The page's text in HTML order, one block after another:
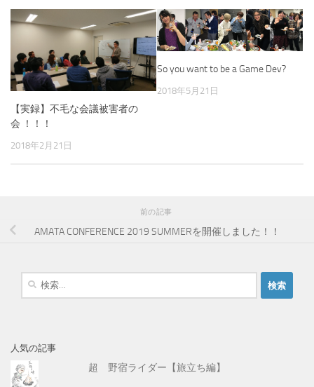
【実録】不毛な会議被害者の
会 ！！！
2018年2月21日
So you want to be a Game Dev?
2018年5月21日
前の記事
AMATA CONFERENCE 2019 SUMMERを開催しました！！
検
人気の記事
超 野宿ライダー【旅立ち編】